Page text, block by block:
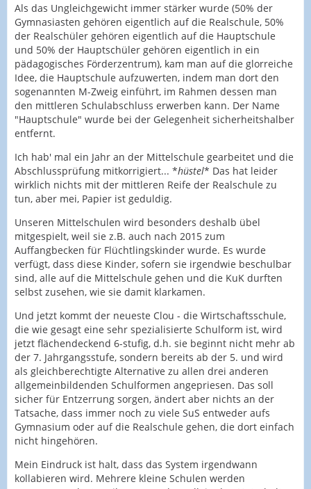
Als das Ungleichgewicht immer stärker wurde (50% der
Gymnasiasten gehören eigentlich auf die Realschule, 50%
der Realschüler gehören eigentlich auf die Hauptschule
und 50% der Hauptschüler gehören eigentlich in ein
pädagogisches Förderzentrum), kam man auf die glorreiche
Idee, die Hauptschule aufzuwerten, indem man dort den
sogenannten M-Zweig einführt, im Rahmen dessen man
den mittleren Schulabschluss erwerben kann. Der Name
"Hauptschule" wurde bei der Gelegenheit sicherheitshalber
entfernt.
Ich hab' mal ein Jahr an der Mittelschule gearbeitet und die
Abschlussprüfung mitkorrigiert... *hüstel* Das hat leider
wirklich nichts mit der mittleren Reife der Realschule zu
tun, aber mei, Papier ist geduldig.
Unseren Mittelschulen wird besonders deshalb übel
mitgespielt, weil sie z.B. auch nach 2015 zum
Auffangbecken für Flüchtlingskinder wurde. Es wurde
verfügt, dass diese Kinder, sofern sie irgendwie beschulbar
sind, alle auf die Mittelschule gehen und die KuK durften
selbst zusehen, wie sie damit klarkamen.
Und jetzt kommt der neueste Clou - die Wirtschaftsschule,
die wie gesagt eine sehr spezialisierte Schulform ist, wird
jetzt flächendeckend 6-stufig, d.h. sie beginnt nicht mehr ab
der 7. Jahrgangsstufe, sondern bereits ab der 5. und wird
als gleichberechtigte Alternative zu allen drei anderen
allgemeinbildenden Schulformen angepriesen. Das soll
sicher für Entzerrung sorgen, ändert aber nichts an der
Tatsache, dass immer noch zu viele SuS entweder aufs
Gymnasium oder auf die Realschule gehen, die dort einfach
nicht hingehören.
Mein Eindruck ist halt, dass das System irgendwann
kollabieren wird. Mehrere kleine Schulen werden